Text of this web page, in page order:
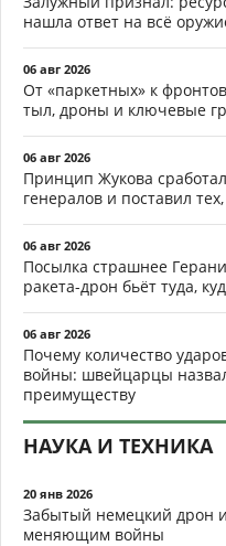
нашла ответ на всё
06 авг 2026
От «паркетных» к
тыл, дроны и ключевые
06 авг 2026
Принцип Жукова
генералов и поставил
06 авг 2026
Посылка страшнее
ракета-дрон бьёт туда,
06 авг 2026
Почему количество
войны: швейцарцы
преимуществу
НАУКА И ТЕХНИКА
20 янв 2026
Забытый немецкий дрон
меняющим войны